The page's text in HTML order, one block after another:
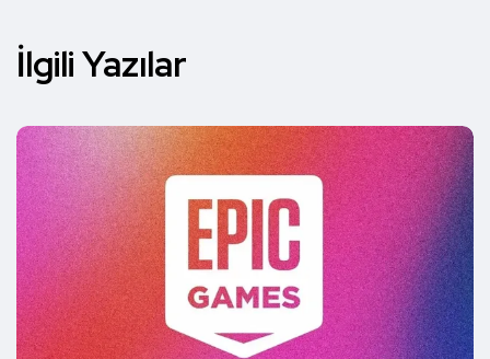
İlgili Yazılar